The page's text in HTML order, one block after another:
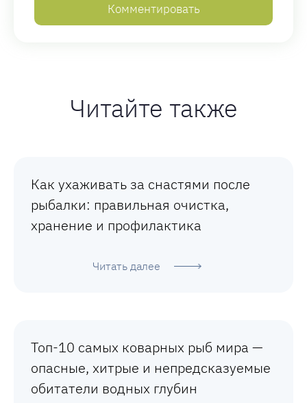
Читайте также
Как ухаживать за снастями после
рыбалки: правильная очистка,
хранение и профилактика
Читать далее
Топ-10 самых коварных рыб мира —
опасные, хитрые и непредсказуемые
обитатели водных глубин